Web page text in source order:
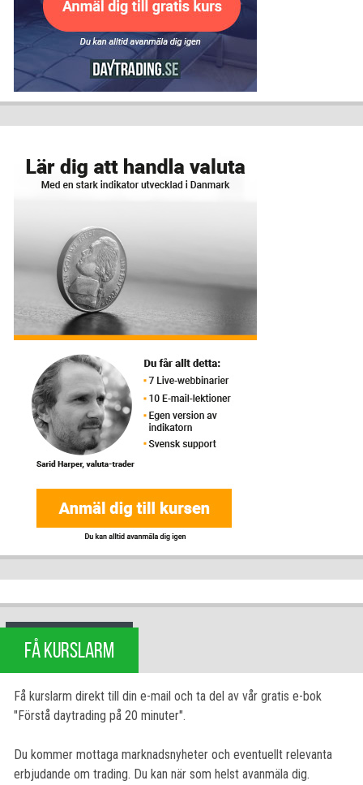
FÅ KURSLARM
Få kurslarm direkt till din e-mail och ta del av vår gratis e-bok
"Förstå daytrading på 20 minuter".
Du kommer mottaga marknadsnyheter och eventuellt relevanta
erbjudande om trading. Du kan när som helst avanmäla dig.